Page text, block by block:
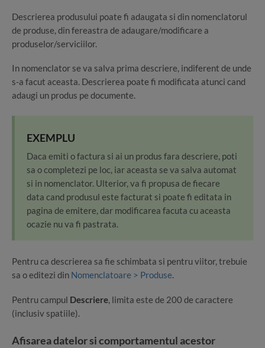
Descrierea produsului poate fi adaugata si din nomenclatorul
de produse, din fereastra de adaugare/modificare a
produselor/serviciilor.
In nomenclator se va salva prima descriere, indiferent de unde
s-a facut aceasta. Descrierea poate fi modificata atunci cand
adaugi un produs pe documente.
EXEMPLU
Daca emiti o factura si ai un produs fara descriere, poti
sa o completezi pe loc, iar aceasta se va salva automat
si in nomenclator. Ulterior, va fi propusa de fiecare
data cand produsul este facturat si poate fi editata in
pagina de emitere, dar modificarea facuta cu aceasta
ocazie nu va fi pastrata.
Pentru ca descrierea sa fie schimbata si pentru viitor, trebuie
sa o editezi din Nomenclatoare > Produse.
Pentru campul Descriere, limita este de 200 de caractere
(inclusiv spatiile).
Afisarea datelor si comportamentul acestor